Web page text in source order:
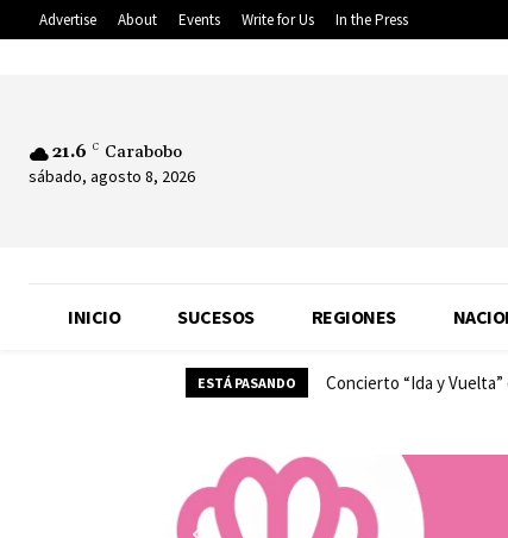
Advertise About Events Write for Us In the Press
21.6 C Carabobo
sábado, agosto 8, 2026
INICIO SUCESOS REGIONES
ESTÁ PASANDO Concierto “Ida y